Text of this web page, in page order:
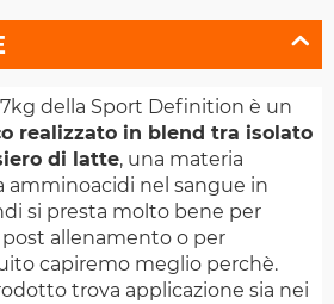
della Sport Definition è un
realizzato in blend tra isolato
di latte, una materia
amminoacidi nel sangue in
si presta molto bene per
allenamento o per
capiremo meglio perchè.
trova applicazione sia nei